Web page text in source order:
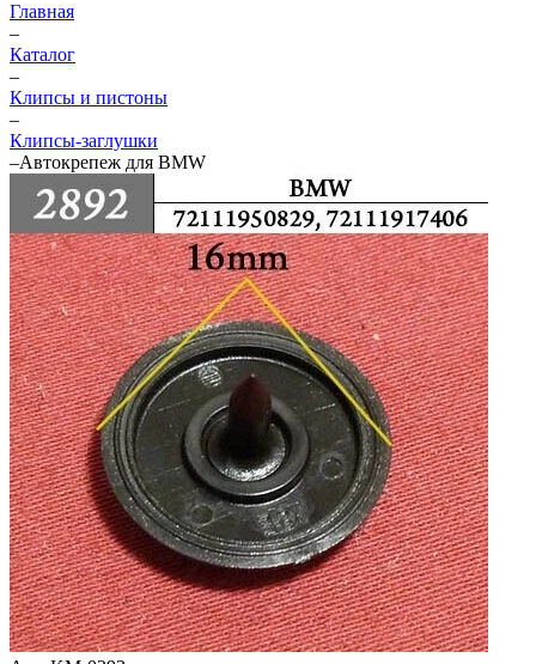
Главная
–
Каталог
–
Клипсы и пистоны
–
Клипсы-заглушки
–Автокрепеж для BMW